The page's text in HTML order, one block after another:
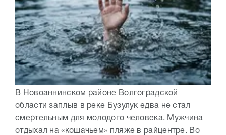
В Новоаннинском районе Волгоградской
области заплыв в реке Бузулук едва не стал
смертельным для молодого человека. Мужчина
отдыхал на «кошачьем» пляже в райцентре. Во